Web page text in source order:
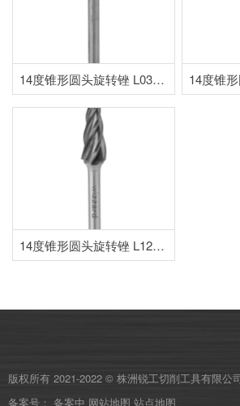
14度锥形圆头旋转锉 L0313WI03
14度锥形圆头旋转锉 L1230W06
版权所有 2021-2022 © 株洲锐工切削工具有限公
备案号： 备案中 网站地图 站点地图